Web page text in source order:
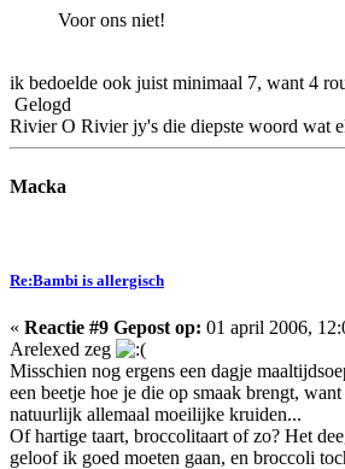
Voor ons niet!
ik bedoelde ook juist minimaal 7, want 4
Gelogd
Rivier O Rivier jy's die diepste woord wat
Macka
Re:Bambi is allergisch
« Reactie #9 Gepost op: 01 april 2006,
Arelexed zeg
Misschien nog ergens een dagje
een beetje hoe je die op smaak brengt,
natuurlijk allemaal moeilijke kruiden...
Of hartige taart, broccolitaart of zo? Het
geloof ik goed moeten gaan, en broccoli